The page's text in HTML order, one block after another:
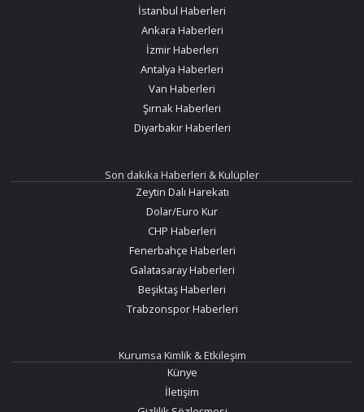
İstanbul Haberleri
Ankara Haberleri
İzmir Haberleri
Antalya Haberleri
Van Haberleri
Şırnak Haberleri
Diyarbakır Haberleri
Son dakika Haberleri & Kulüpler
Zeytin Dalı Harekatı
Dolar/Euro Kur
CHP Haberleri
Fenerbahçe Haberleri
Galatasaray Haberleri
Beşiktaş Haberleri
Trabzonspor Haberleri
Kurumsa Kimlik & Etkileşim
Künye
İletişim